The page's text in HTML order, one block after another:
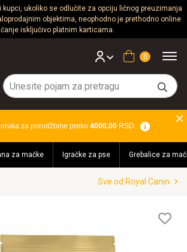
kupci, ukoliko se odlučite za opciju ličnog preuzimanja
objektima, neophodno je prethodno online
isključivo platnim karticama.
Korpa
za porudžbine preko 4000.00RSD.
za mačke Igračke za pse Grebalice za
Sve od Royal Canin